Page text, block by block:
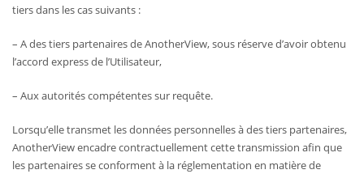
tiers dans les cas suivants :
– A des tiers partenaires de AnotherView, sous réserve d’avoir obtenu
l’accord express de l’Utilisateur,
– Aux autorités compétentes sur requête.
Lorsqu’elle transmet les données personnelles à des tiers partenaires,
AnotherView encadre contractuellement cette transmission afin que
les partenaires se conforment à la réglementation en matière de